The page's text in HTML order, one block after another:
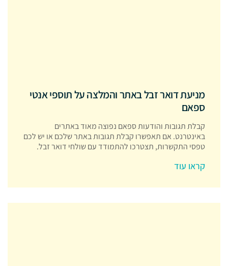
מניעת דואר זבל באתר והמלצה על תוספי אנטי
ספאם
קבלת תגובות והודעות ספאם נפוצה מאוד באתרים
באינטרנט. אם תאפשרו קבלת תגובות באתר שלכם או יש לכם
טפסי התקשרות, תצטרכו להתמודד עם שולחי דואר זבל.
קראו עוד